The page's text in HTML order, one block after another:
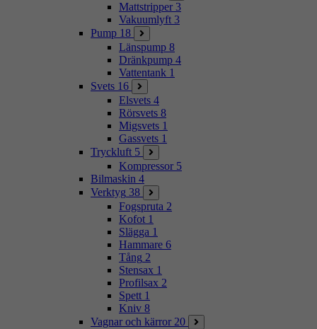
Mattstripper 3
Vakuumlyft 3
Pump 18
Länspump 8
Dränkpump 4
Vattentank 1
Svets 16
Elsvets 4
Rörsvets 8
Migsvets 1
Gassvets 1
Tryckluft 5
Kompressor 5
Bilmaskin 4
Verktyg 38
Fogspruta 2
Kofot 1
Slägga 1
Hammare 6
Tång 2
Stensax 1
Profilsax 2
Spett 1
Kniv 8
Vagnar och kärror 20